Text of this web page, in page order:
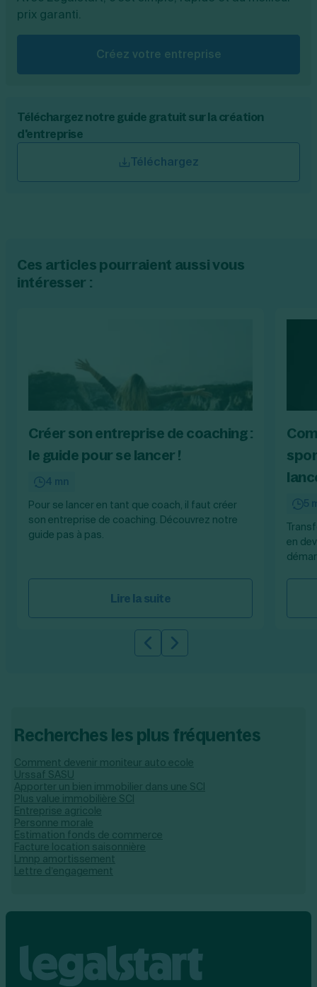
prix garanti.
Créez votre entreprise
Téléchargez notre guide gratuit sur la création
d'entreprise
Téléchargez
Ces articles pourraient aussi vous
intéresser :
Créer son entreprise de coaching :
le guide pour se lancer !
4 mn
Pour se lancer en tant que coach, il faut créer
son entreprise de coaching. Découvrez notre
guide pas à pas.
Lire la suite
5
en
Slide précédente
Slide suivante
Recherches les plus fréquentes
Comment devenir moniteur auto ecole
Urssaf SASU
Apporter un bien immobilier dans une SCI
Plus value immobilière SCI
Entreprise agricole
Personne morale
Estimation fonds de commerce
Facture location saisonnière
Lmnp amortissement
Lettre d’engagement